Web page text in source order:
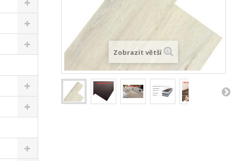
Zobrazit větší